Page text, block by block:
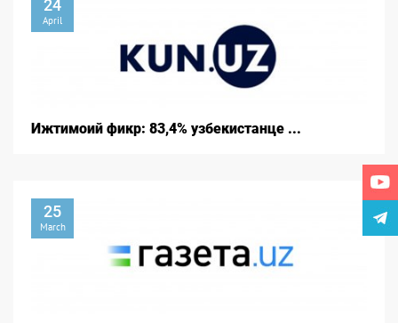
24
April
Ижтимоий фикр: 83,4% узбекистанце ...
25
March